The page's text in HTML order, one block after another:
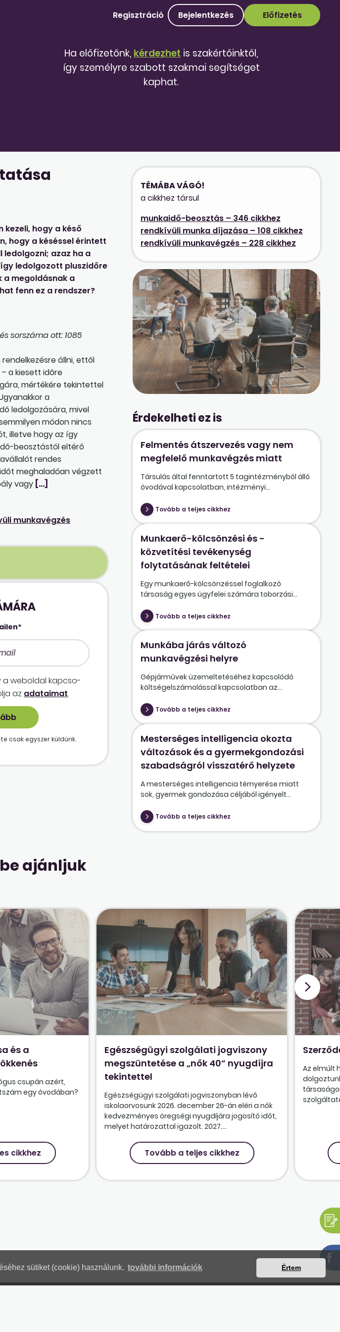
sütiket (cookie) használunk. további információk Értem
Regisztráció Bejelentkezés Előfizetés
Ha előfizetőnk, kérdezhet is szakértőinktől,
így személyre szabott szakmai segítséget
kaphat.
kezeli, hogy a késő
hogy a késéssel érintett
azaz ha a
ledolgozott pluszidőre
a megoldásnak a
fenn ez a rendszer?
sorszáma ott: 1085
állni, ettől
a kiesett időre
mértékére tekintettel
a
ledolgozására, mivel
módon nincs
illetve hogy az így
beosztástól eltérő
rendes
meghaladóan végzett
vagy […]
munkavégzés
a weboldal kapcso­
az adataimat.
csak egyszer küldünk.
TÉMÁBA VÁGÓ!
a cikkhez társul
munkaidő-beosztás – 346 cikkhez
rendkívüli munka díjazása – 108 cikkhez
rendkívüli munkavégzés – 228 cikkhez
Érdekelheti ez is
Felmentés átszervezés vagy nem
megfelelő munkavégzés miatt
Társulás által fenntartott 5 tagintézményből álló
óvodával kapcsolatban, intézményi...
Tovább a teljes cikkhez
Munkaerő-kölcsönzési és -
közvetítési tevékenység
folytatásának feltételei
Egy munkaerő-kölcsönzéssel foglalkozó
társaság egyes ügyfelei számára toborzási...
Tovább a teljes cikkhez
Munkába járás változó
munkavégzési helyre
Gépjárművek üzemeltetéséhez kapcsolódó
költségelszámolással kapcsolatban az...
Tovább a teljes cikkhez
Mesterséges intelligencia okozta
változások és a gyermekgondozási
szabadságról visszatérő helyzete
A mesterséges intelligencia térnyerése miatt
sok, gyermek gondozása céljából igényelt...
Tovább a teljes cikkhez
ajánljuk
és a
csupán azért,
egy óvodában?
cikkhez
Egészségügyi szolgálati jogviszony
megszüntetése a „nők 40” nyugdíjra
tekintettel
Egészségügyi szolgálati jogviszonyban lévő
iskolaorvosunk 2026. december 26-án eléri a nők
kedvezményes öregségi nyugdíjára jogosító időt,
melyet határozattal igazolt. 2027....
Tovább a teljes cikkhez
Az elmúlt